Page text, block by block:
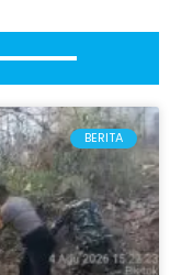
BERITA